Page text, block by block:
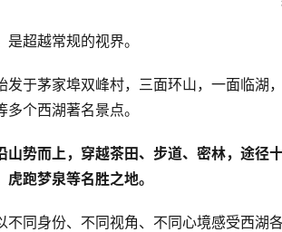
是超越常规的视界。
发于茅家埠双峰村，三面环山，一面临湖
多个西湖著名景点。
山势而上，穿越茶田、步道、密林，途径
虎跑梦泉等名胜之地。
不同身份、不同视角、不同心境感受西湖